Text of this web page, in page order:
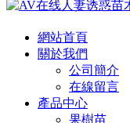
網站首頁
關於我們
公司簡介
在線留言
產品中心
果樹苗